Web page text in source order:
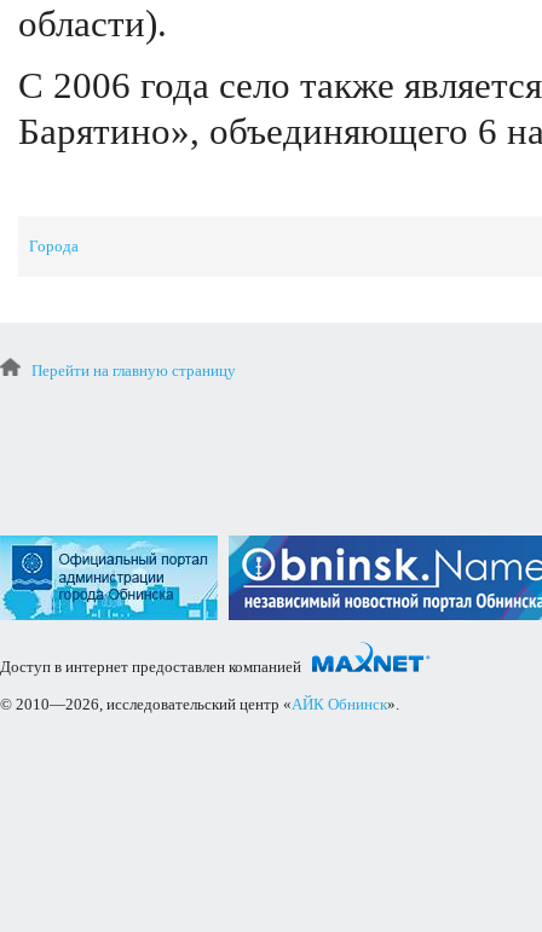
области).
С 2006 года село также
Барятино», объединяющего 6
Города
Перейти на главную страницу
Доступ в интернет предоставлен компанией
© 2010—2026, исследовательский центр «АЙК Обнинск».